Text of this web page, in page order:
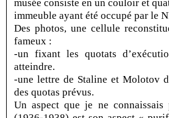
musée consiste en un couloir et
immeuble ayant été occupé par le
Des photos, une cellule
fameux :
-un fixant les quotats
atteindre.
-une lettre de Staline et Molotov
des quotas prévus.
Un aspect que je ne